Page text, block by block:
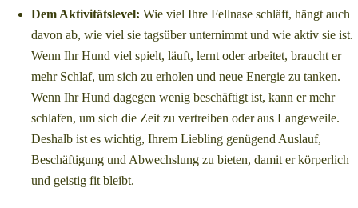
Dem Aktivitätslevel: Wie viel Ihre Fellnase schläft, hängt auch
davon ab, wie viel sie tagsüber unternimmt und wie aktiv sie ist.
Wenn Ihr Hund viel spielt, läuft, lernt oder arbeitet, braucht er
mehr Schlaf, um sich zu erholen und neue Energie zu tanken.
Wenn Ihr Hund dagegen wenig beschäftigt ist, kann er mehr
schlafen, um sich die Zeit zu vertreiben oder aus Langeweile.
Deshalb ist es wichtig, Ihrem Liebling genügend Auslauf,
Beschäftigung und Abwechslung zu bieten, damit er körperlich
und geistig fit bleibt.